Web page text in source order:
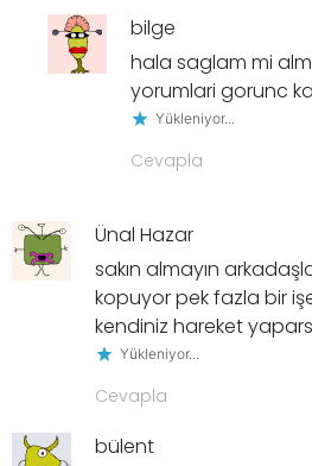
bilge
hala saglam mi
yorumlari gorunc
Yükleniyor...
Cevapla
Ünal Hazar
sakın almayın
kopuyor pek fazla bir
kendiniz hareket
Yükleniyor...
Cevapla
bülent